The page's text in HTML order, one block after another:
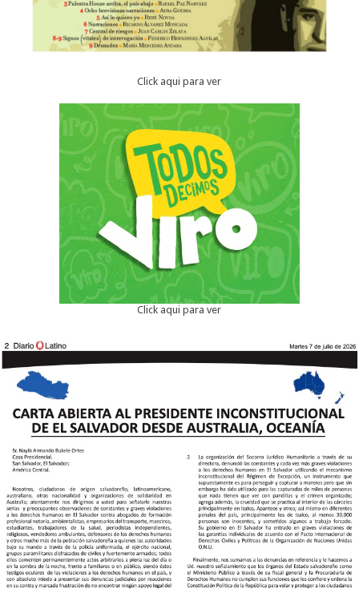
Click aqui para ver
Click aqui para ver